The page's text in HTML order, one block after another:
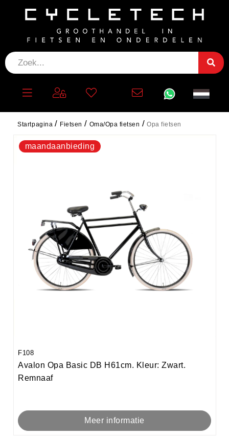
Startpagina Fietsen Oma/Opa fietsen Opa fietsen
OPA FIETSEN
Sortering
F108
Avalon Opa Basic DB H61cm. Kleur: Zwart.
Remnaaf
Meer informatie
maandaanbieding